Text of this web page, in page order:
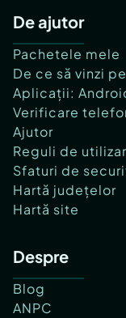
De ajutor
Pachetele mele
De ce să vinzi
Aplicații:
Verificare
Ajutor
Reguli de
Sfaturi de
Hartă județelor
Hartă site
Despre
Blog
ANPC